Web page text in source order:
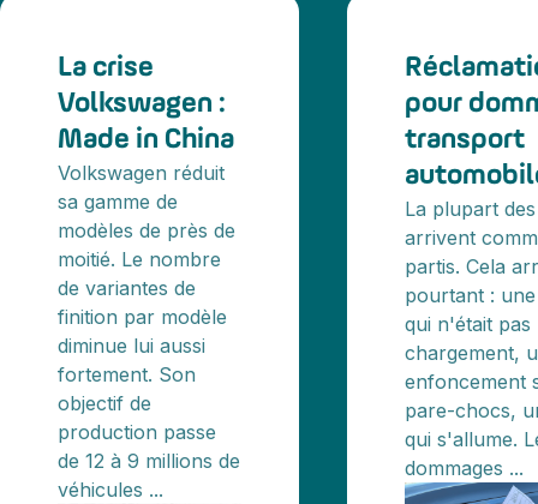
La crise
Volkswagen :
Made in China
Volkswagen réduit
sa gamme de
modèles de près de
moitié. Le nombre
de variantes de
finition par modèle
diminue lui aussi
fortement. Son
objectif de
production passe
de 12 à 9 millions de
véhicules ...
pour
transport
La plupart
arrivent
partis. Cela
pourtant :
qui n'était pas
chargement,
enfoncement
pare-chocs,
qui s'allume.
dommages ...